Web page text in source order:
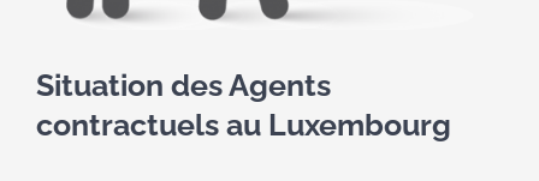
Situation des Agents
contractuels au Luxembourg